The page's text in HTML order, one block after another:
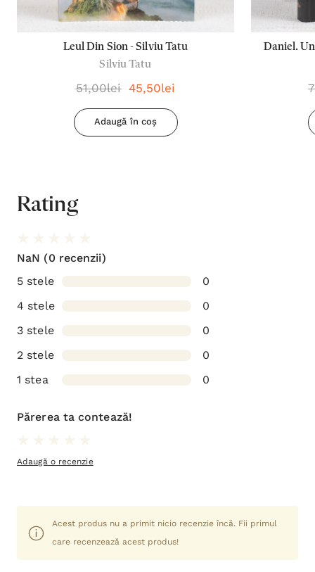
Leul Din Sion - Silviu Tatu
Silviu Tatu
51,00lei 45,50lei
Adaugă în coș
Daniel.
Rating
NaN (0 recenzii)
5 stele
0
4 stele
0
3 stele
0
2 stele
0
1 stea
0
Părerea ta contează!
Adaugă o recenzie
Acest produs nu a primit nicio recenzie încă. Fii primul
care recenzează acest produs!